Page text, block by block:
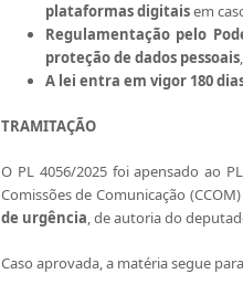
plataformas digitaisem
Regulamentação pelo
proteção de dados pessoais
A lei entra em vigor 180
TRAMITAÇÃO
O PL 4056/2025 foi apensado ao
Comissões de Comunicação
de urgência, de autoria do
Caso aprovada, a matéria segue